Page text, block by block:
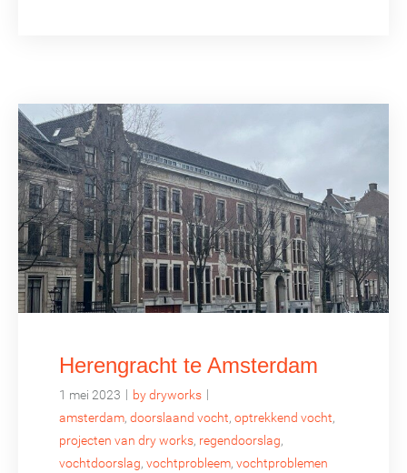
Herengracht te Amsterdam
1 mei 2023 | by dryworks |
amsterdam, doorslaand vocht, optrekkend vocht,
projecten van dry works, regendoorslag,
vochtdoorslag, vochtprobleem, vochtproblemen